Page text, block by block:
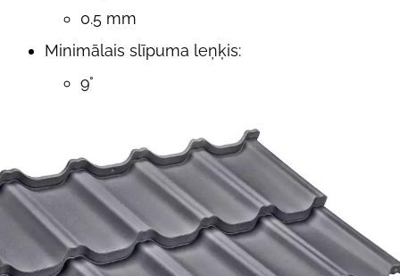
0.5 mm
Minimālais slīpuma leņķis:
9°